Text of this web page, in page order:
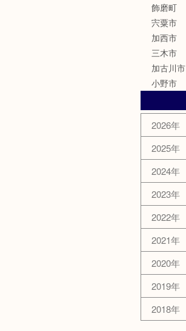
飾磨町
宍粟市
加西市
三木市
加古川市
小野市
2026年
2025年
2024年
2023年
2022年
2021年
2020年
2019年
2018年